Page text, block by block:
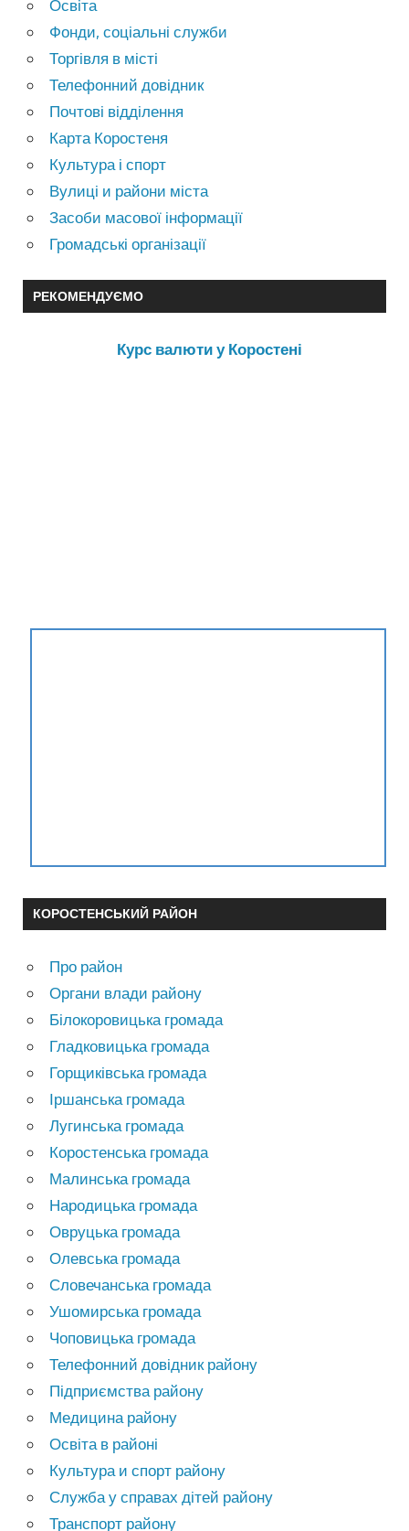
Освіта
Фонди, соціальні служби
Торгівля в місті
Телефонний довідник
Почтові відділення
Карта Коростеня
Культура і спорт
Вулиці и райони міста
Засоби масової інформації
Громадські організації
РЕКОМЕНДУЄМО
Курс валюти у Коростені
КОРОСТЕНСЬКИЙ РАЙОН
Про район
Органи влади району
Білокоровицька громада
Гладковицька громада
Горщиківська громада
Іршанська громада
Лугинська громада
Коростенська громада
Малинська громада
Народицька громада
Овруцька громада
Олевська громада
Словечанська громада
Ушомирська громада
Чоповицька громада
Телефонний довідник району
Підприємства району
Медицина району
Освіта в районі
Культура и спорт району
Служба у справах дітей району
Транспорт району